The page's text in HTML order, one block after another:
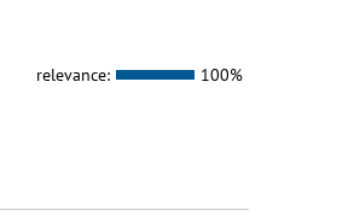
relevance: 100%